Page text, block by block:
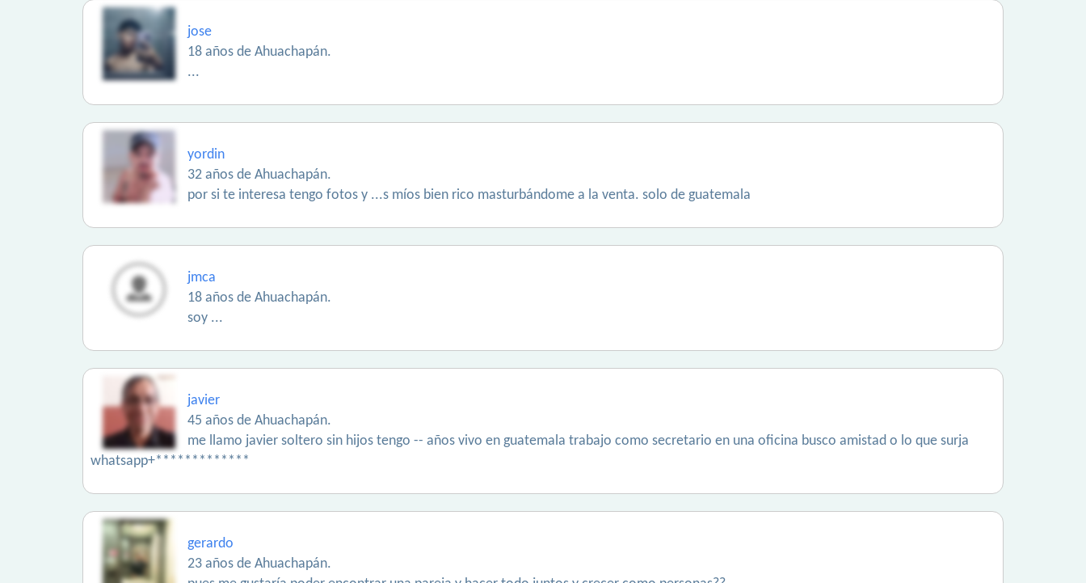
jose
18 años de Ahuachapán.
...
yordin
32 años de Ahuachapán.
por si te interesa tengo fotos y ...s míos bien rico masturbándome a la venta. solo de guatemala
jmca
18 años de Ahuachapán.
soy ...
javier
45 años de Ahuachapán.
me llamo javier soltero sin hijos tengo -- años vivo en guatemala trabajo como secretario en una oficina busco amistad o lo que surja
whatsapp+*************
gerardo
23 años de Ahuachapán.